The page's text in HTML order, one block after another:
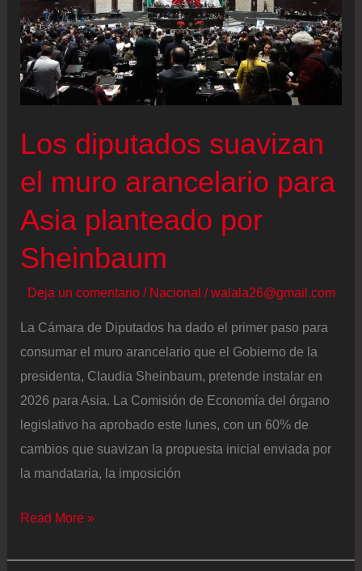
pacto
comercial
de
la
con
ajustadas
mayorías
la
Eurocámara
votación
en
los
Parlamentos
nacionales
Los diputados suavizan
el muro arancelario para
Asia planteado por
Sheinbaum
Deja un comentario / Nacional /walala26@gmail.com
La Cámara de Diputados ha dado el primer paso para
consumar el muro arancelario que el Gobierno de la
presidenta, Claudia Sheinbaum, pretende instalar en
2026 para Asia. La Comisión de Economía del órgano
legislativo ha aprobado este lunes, con un 60% de
cambios que suavizan la propuesta inicial enviada por
la mandataria, la imposición
Los
suavizan
Read More »